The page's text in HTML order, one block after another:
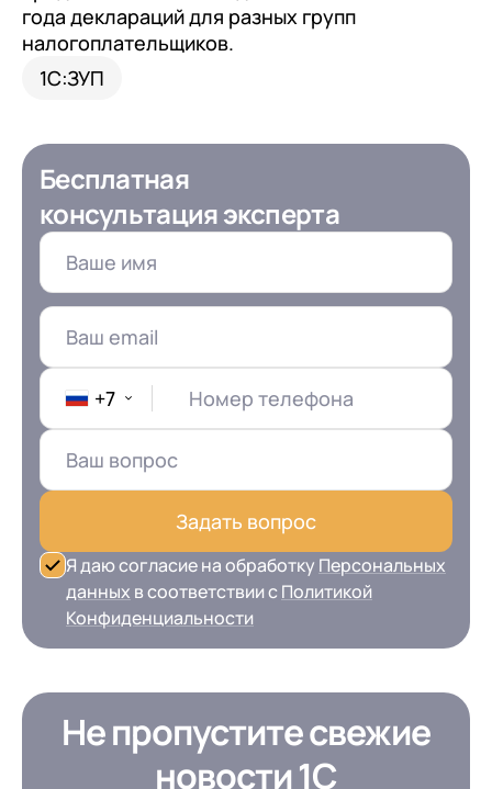
года деклараций для разных групп
налогоплательщиков.
1С:ЗУП
Бесплатная
консультация эксперта
+7 Номер телефона
Задать вопрос
Я даю согласие на обработку Персональных
данных в соответствии сПолитикой
Конфиденциальности
Не пропустите свежие
новости 1С
1С:Контрагент
1С-Отчетность
Доки 1С